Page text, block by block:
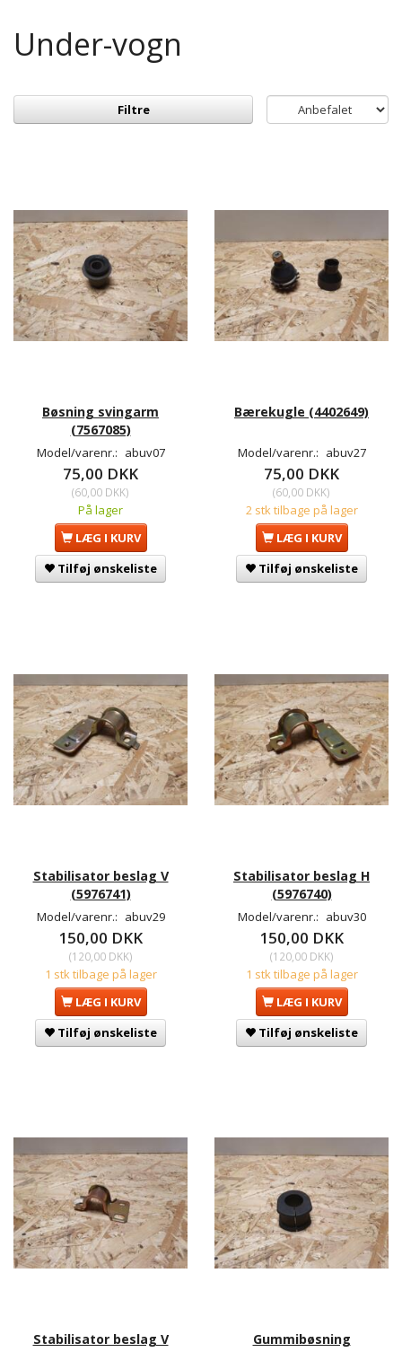
Under-vogn
Filtre
Bøsning svingarm
(7567085)
Model/varenr.: abuv07
75,00 DKK
(60,00 DKK)
På lager
LÆG I KURV
Tilføj ønskeliste
Bærekugle (4402649)
Model/varenr.: abuv27
75,00 DKK
(60,00 DKK)
2 stk tilbage på lager
LÆG I KURV
Tilføj ønskeliste
Stabilisator beslag V
(5976741)
Model/varenr.: abuv29
150,00 DKK
(120,00 DKK)
1 stk tilbage på lager
LÆG I KURV
Tilføj ønskeliste
Stabilisator beslag H
(5976740)
Model/varenr.: abuv30
150,00 DKK
(120,00 DKK)
1 stk tilbage på lager
LÆG I KURV
Tilføj ønskeliste
Stabilisator beslag V
Gummibøsning